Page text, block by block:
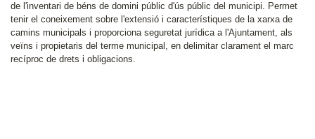
de l'inventari de béns de domini públic d'ús públic del municipi. Permet
tenir el coneixement sobre l'extensió i característiques de la xarxa de
camins municipals i proporciona seguretat jurídica a l'Ajuntament, als
veïns i propietaris del terme municipal, en delimitar clarament el marc
recíproc de drets i obligacions.